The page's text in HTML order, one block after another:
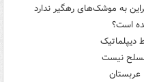
به موشک‌های رهگیر ندارد
است؟
دیپلماتیک
نیست
عربستان